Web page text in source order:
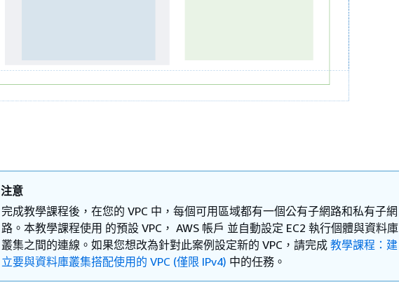
注意
完成教學課程後，在您的 VPC 中，每個可用區域都有一個公有子網路和私有子網
路。本教學課程使用 的預設 VPC， AWS 帳戶 並自動設定 EC2 執行個體與資料庫
叢集之間的連線。如果您想改為針對此案例設定新的 VPC，請完成 教學課程：建
立要與資料庫叢集搭配使用的 VPC (僅限 IPv4) 中的任務。